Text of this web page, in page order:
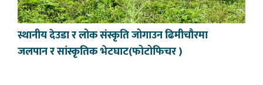
स्थानीय देउडा र लोक संस्कृति जोगाउन ढिमीचौरमा
जलपान र सांस्कृतिक भेटघाट(फोटोफिचर )